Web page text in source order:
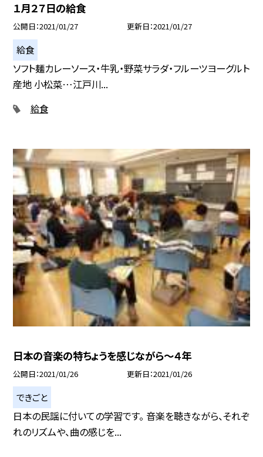
１月２７日の給食
公開日 2021/01/27 更新日 2021/01/27
給食
ソフト麺カレーソース・牛乳・野菜サラダ・フルーツヨーグルト
産地 小松菜…江戸川...
給食
日本の音楽の特ちょうを感じながら〜４年
公開日 2021/01/26 更新日 2021/01/26
できごと
日本の民謡に付いての学習です。 音楽を聴きながら、それぞ
れのリズムや、曲の感じを...